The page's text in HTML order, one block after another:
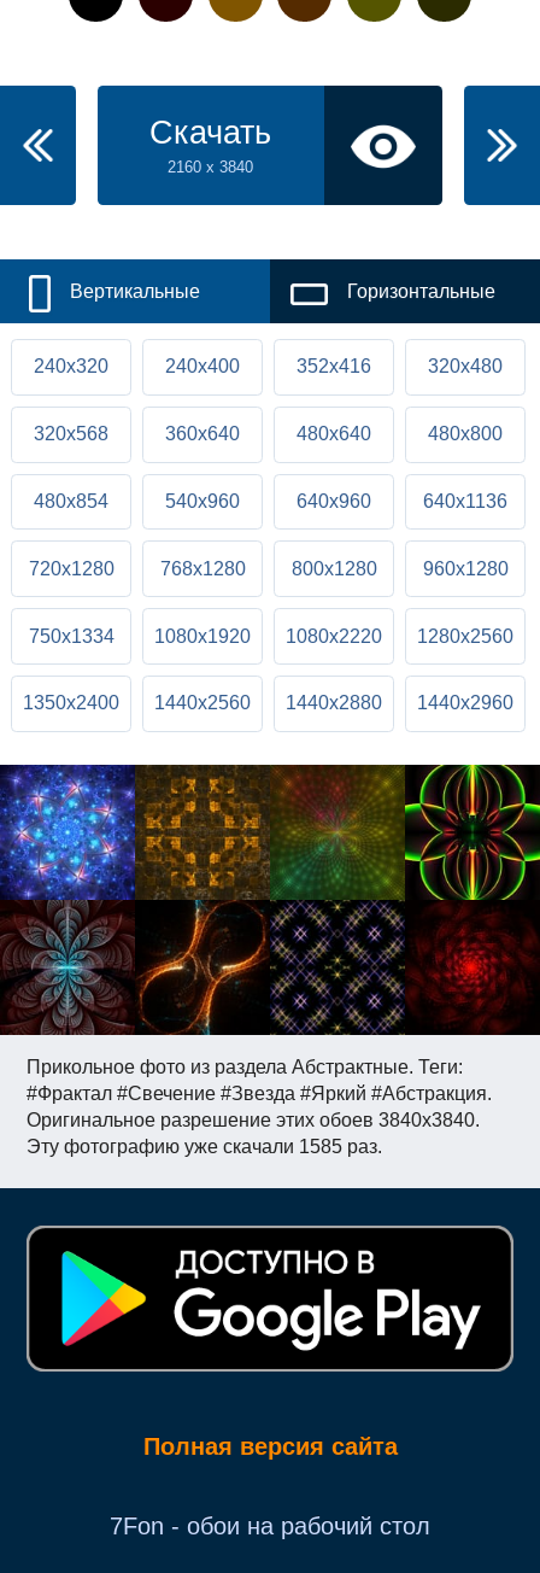
Прикольное фото из раздела Абстрактные. Теги:
#Фрактал #Свечение #Звезда #Яркий #Абстракция.
Оригинальное разрешение этих обоев 3840x3840.
Эту фотографию уже скачали 1585 раз.
Скачать
2160 x 3840
Вертикальные Горизонтальные
240x320 240x400 352x416 320x480
320x568 360x640 480x640 480x800
480x854 540x960 640x960 640x1136
720x1280 768x1280 800x1280 960x1280
750x1334 1080x1920 1080x2220 1280x2560
1350x2400 1440x2560 1440x2880 1440x2960
Полная версия сайта
7Fon - обои на рабочий стол